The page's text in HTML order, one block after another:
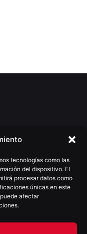
tecnologías como las
del dispositivo. El
procesar datos como
únicas en este
afectar